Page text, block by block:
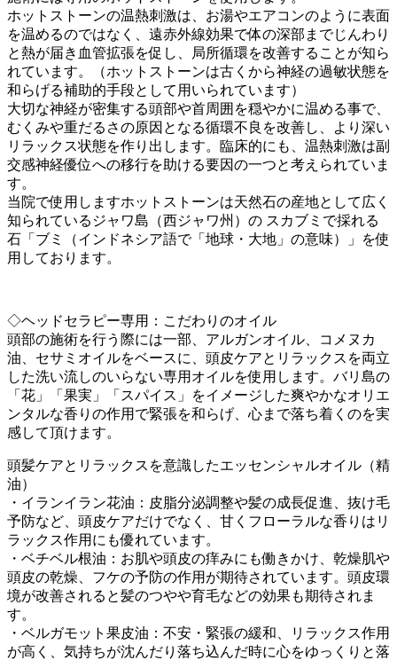
ホットストーンの温熱刺激は、お湯やエアコンのように表面
を温めるのではなく、遠赤外線効果で体の深部までじんわり
と熱が届き血管拡張を促し、局所循環を改善することが知ら
れています。（ホットストーンは古くから神経の過敏状態を
和らげる補助的手段として用いられています）
大切な神経が密集する頭部や首周囲を穏やかに温める事で、
むくみや重だるさの原因となる循環不良を改善し、より深い
リラックス状態を作り出します。臨床的にも、温熱刺激は副
交感神経優位への移行を助ける要因の一つと考えられていま
す。
当院で使用しますホットストーンは天然石の産地として広く
知られているジャワ島（西ジャワ州）の スカブミで採れる
石「ブミ（インドネシア語で「地球・大地」の意味）」を使
用しております。
◇ヘッドセラピー専用：こだわりのオイル
頭部の施術を行う際には一部、アルガンオイル、コメヌカ
油、セサミオイルをベースに、頭皮ケアとリラックスを両立
した洗い流しのいらない専用オイルを使用します。バリ島の
「花」「果実」「スパイス」をイメージした爽やかなオリエ
ンタルな香りの作用で緊張を和らげ、心まで落ち着くのを実
感して頂けます。
頭髪ケアとリラックスを意識したエッセンシャルオイル（精
油）
・イランイラン花油：皮脂分泌調整や髪の成長促進、抜け毛
予防など、頭皮ケアだけでなく、甘くフローラルな香りはリ
ラックス作用にも優れています。
・ベチベル根油：お肌や頭皮の痒みにも働きかけ、乾燥肌や
頭皮の乾燥、フケの予防の作用が期待されています。頭皮環
境が改善されると髪のつやや育毛などの効果も期待されま
す。
・ベルガモット果皮油：不安・緊張の緩和、リラックス作用
が高く、気持ちが沈んだり落ち込んだ時に心をゆっくりと落